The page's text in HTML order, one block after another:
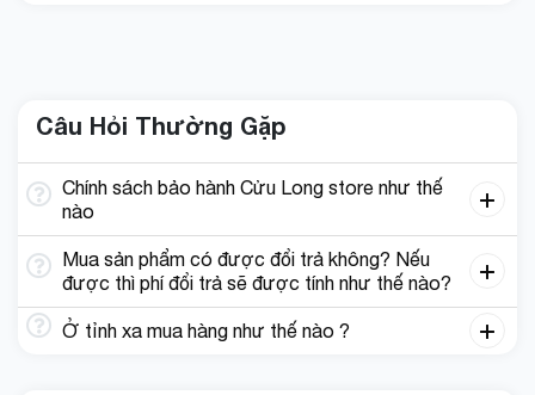
Chế độ sạc không dây 7,5W cho iPhone 11 / 11 Pro
Chế độ sạc 5W tiêu chuẩn cho các điện thoại khác
có hỗ trợ sạc không dây.
Câu Hỏi Thường Gặp
Chính sách bảo hành Cửu Long store như thế
nào
Mua sản phẩm có được đổi trả không? Nếu
được thì phí đổi trả sẽ được tính như thế nào?
Ở tỉnh xa mua hàng như thế nào ?